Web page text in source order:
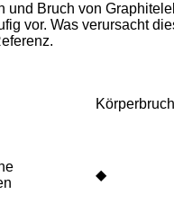
und Bruch von
vor. Was verursacht
Körperbruch
◆